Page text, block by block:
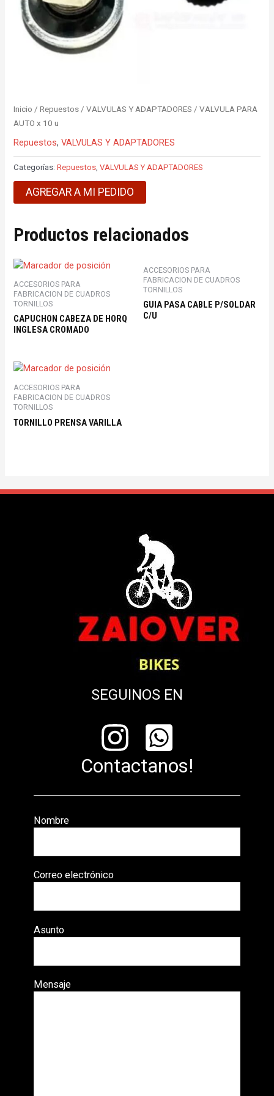
Inicio /Repuestos /VALVULAS Y ADAPTADORES / VALVULA PARA
AUTO x 10 u
Repuestos,VALVULAS Y ADAPTADORES
Categorías:Repuestos,VALVULAS Y ADAPTADORES
AGREGAR A MI PEDIDO
Productos relacionados
ACCESORIOS PARA
FABRICACION DE CUADROS
TORNILLOS
CAPUCHON CABEZA DE HORQ
INGLESA CROMADO
ACCESORIOS PARA
FABRICACION DE CUADROS
TORNILLOS
GUIA PASA CABLE P/SOLDAR
C/U
ACCESORIOS PARA
FABRICACION DE CUADROS
TORNILLOS
TORNILLO PRENSA VARILLA
SEGUINOS EN
Contactanos!
Nombre
Correo electrónico
Asunto
Mensaje